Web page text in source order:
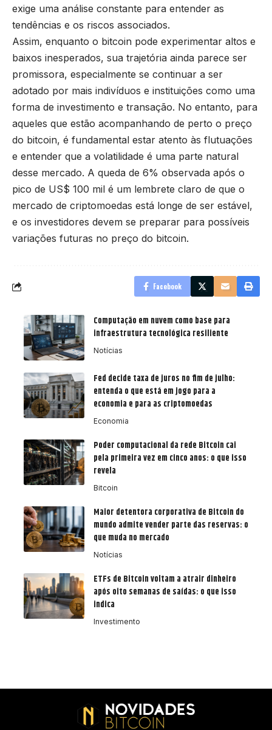
exige uma análise constante para entender as
tendências e os riscos associados.
Assim, enquanto o bitcoin pode experimentar altos e
baixos inesperados, sua trajetória ainda parece ser
promissora, especialmente se continuar a ser
adotado por mais indivíduos e instituições como uma
forma de investimento e transação. No entanto, para
aqueles que estão acompanhando de perto o preço
do bitcoin, é fundamental estar atento às flutuações
e entender que a volatilidade é uma parte natural
desse mercado. A queda de 6% observada após o
pico de US$ 100 mil é um lembrete claro de que o
mercado de criptomoedas está longe de ser estável,
e os investidores devem se preparar para possíveis
variações futuras no preço do bitcoin.
Facebook
Computação em nuvem como base para
infraestrutura tecnológica resiliente
Notícias
Fed decide taxa de juros no fim de julho:
entenda o que está em jogo para a
economia e para as criptomoedas
Economia
Poder computacional da rede Bitcoin cai
pela primeira vez em cinco anos: o que isso
revela
Bitcoin
Maior detentora corporativa de Bitcoin do
mundo admite vender parte das reservas: o
que muda no mercado
Notícias
ETFs de Bitcoin voltam a atrair dinheiro
após oito semanas de saídas: o que isso
indica
Investimento